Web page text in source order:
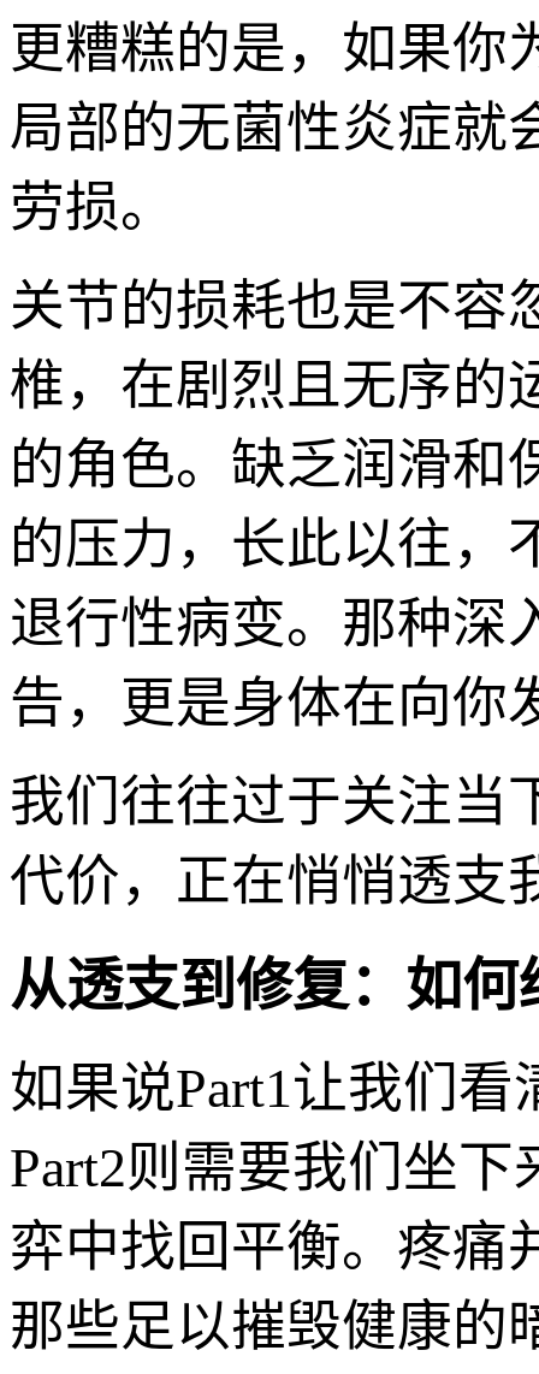
更糟糕的是，如果你
局部的无菌性炎症就
劳损。
关节的损耗也是不容
椎，在剧烈且无序的
的角色。缺乏润滑和
的压力，长此以往，
退行性病变。那种深
告，更是身体在向你
我们往往过于关注当
代价，正在悄悄透支
从透支到修复：如
如果说Part1让我们
Part2则需要我们坐
弈中找回平衡。疼痛
那些足以摧毁健康的